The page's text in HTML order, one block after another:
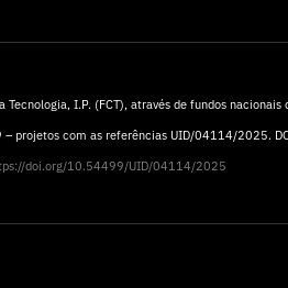
Tecnologia, I.P. (FCT), através de fundos
– projetos com as referências UID/04114/2025.
doi.org/10.54499/UID/04114/2025